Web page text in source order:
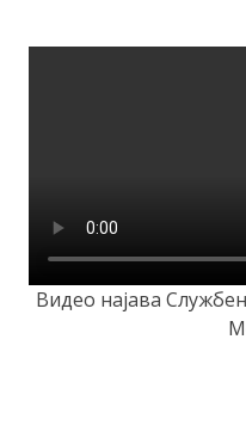
Видео најава